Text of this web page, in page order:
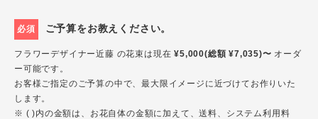
必須 ご予算をお教えください。
フラワーデザイナー近藤 の花束は現在¥5,000(総額 ¥7,035)〜 オーダ
ー可能です。
お客様ご指定のご予算の中で、最大限イメージに近づけてお作りいた
します。
※ ( )内の金額は、お花自体の金額に加えて、送料、システム利用料